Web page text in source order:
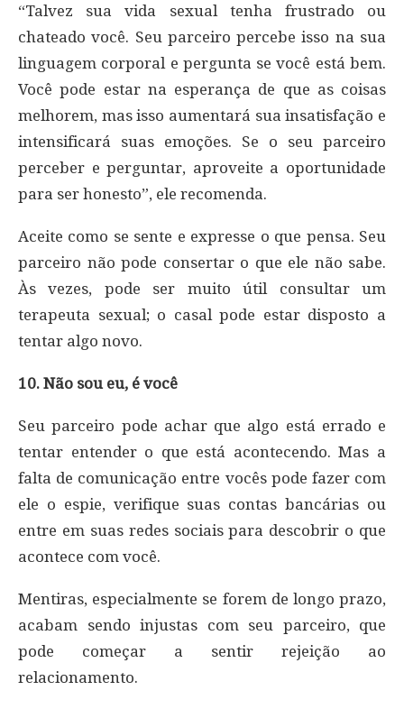
“Talvez sua vida sexual tenha frustrado ou
chateado você. Seu parceiro percebe isso na sua
linguagem corporal e pergunta se você está bem.
Você pode estar na esperança de que as coisas
melhorem, mas isso aumentará sua insatisfação e
intensificará suas emoções. Se o seu parceiro
perceber e perguntar, aproveite a oportunidade
para ser honesto”, ele recomenda.
Aceite como se sente e expresse o que pensa. Seu
parceiro não pode consertar o que ele não sabe.
Às vezes, pode ser muito útil consultar um
terapeuta sexual; o casal pode estar disposto a
tentar algo novo.
10. Não sou eu, é você
Seu parceiro pode achar que algo está errado e
tentar entender o que está acontecendo. Mas a
falta de comunicação entre vocês pode fazer com
ele o espie, verifique suas contas bancárias ou
entre em suas redes sociais para descobrir o que
acontece com você.
Mentiras, especialmente se forem de longo prazo,
acabam sendo injustas com seu parceiro, que
pode começar a sentir rejeição ao
relacionamento.